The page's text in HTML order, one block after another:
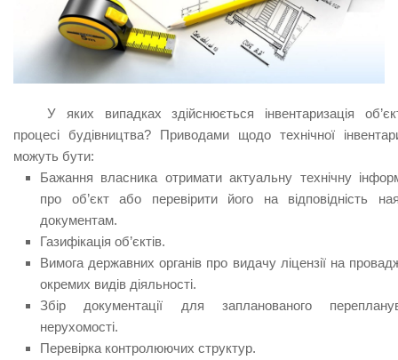
У яких випадках здійснюється інвентаризація
процесі будівництва? Приводами щодо технічної
можуть бути:
Бажання власника отримати актуальну технічну
про об’єкт або перевірити його на відповідність
документам.
Газифікація об’єктів.
Вимога державних органів про видачу ліцензії на
окремих видів діяльності.
Збір документації для запланованого
нерухомості.
Перевірка контролюючих структур.